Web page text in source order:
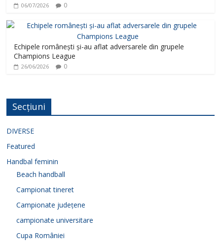
06/07/2026 0
Echipele românești și-au aflat adversarele din grupele
Champions League
26/06/2026 0
Secțiuni
DIVERSE
Featured
Handbal feminin
Beach handball
Campionat tineret
Campionate județene
campionate universitare
Cupa României